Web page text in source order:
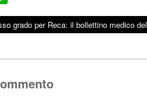
ha
tsgrado per Reca: il bollettino medico del